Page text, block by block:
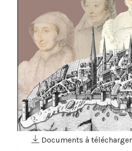
Documents à télécharger